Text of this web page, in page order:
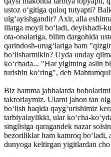
ustoz o‘gitiga quloq tutyapti?
ulg‘ayishgandir? Axir, alla
illatga moyil bo‘ladi, deyishadi-
ota-onalariga, bilim dargohida
qarindosh-urug‘lariga ham
bo‘lisharmikin? Uyda unday
ko‘chada... "Har yigitning aslin
turishin ko‘ring", deb
Biz hamma jab­halarda
takrorlaymiz. Ularni jahon tan
bo‘lish haqida qayg‘urishimiz
tarbiyalaylikki, ular ko‘cha-
singlisiga qaragandek nazar
bezoriliklar ham kamroq bo‘ladi,
dunyoga keltirgan yigitlardan